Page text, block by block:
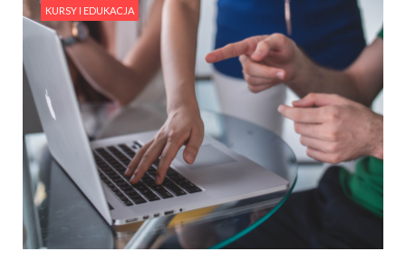
#Czy można pracować 12 godzin dziennie? –
regulacje prawne dotyczące czasu pracy
#Szkolenia z zarządzania projektem: Skuteczne
metody planowania, monitorowania i realizacji
projektów
#Szkolenie czas pracy kierowców – regulacje
prawne dotyczące czasu pracy w transporcie
#Jak uzasadnić likwidację stanowiska pracy –
praktyczne wskazówki dla pracodawców
KURSY I EDUKACJA